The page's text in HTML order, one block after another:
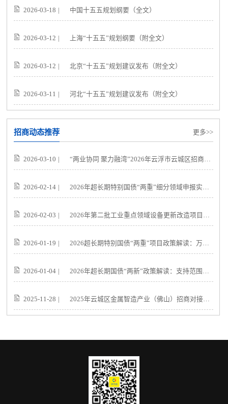
2026-03-18 中国十五五规划纲要（全文）
2026-03-12 上海“十五五”规划纲要（附全文）
2026-03-12 北京“十五五”规划建议发布（附全文）
2026-03-11 河北“十五五”规划建议发布（附全文）
招商动态推荐 更多>>
2026-03-10 “两业协同 聚力融湾”2026年云浮市云城区招商引资（深圳）推介会邀请函
2026-02-14 2026年超长期特别国债“两重”细分领域申报实操指导
2026-02-03 2026年第二批工业重点领域设备更新改造项目政策解读：资金申报与实施要点
2026-01-19 2026超长期特别国债“两重”项目政策解读：万亿资金申报实操指南
2026-01-04 2026年超长期国债“两新”政策解读：支持范围、补贴标准与申报要点
2025-11-28 2025年云城区金属智造产业（佛山）招商对接会邀请函